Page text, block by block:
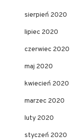
sierpień 2020
lipiec 2020
czerwiec 2020
maj 2020
kwiecień 2020
marzec 2020
luty 2020
styczeń 2020